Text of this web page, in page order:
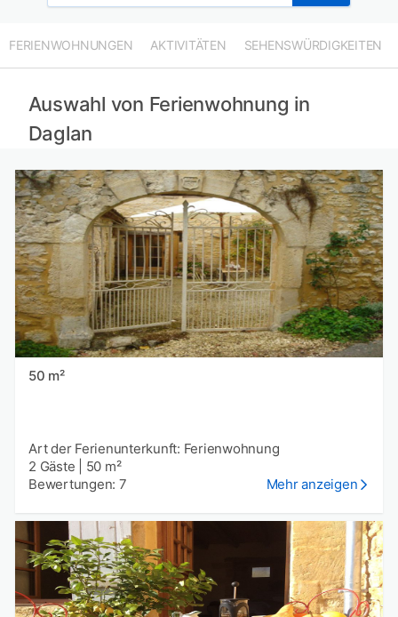
FERIENWOHNUNGEN AKTIVITÄTEN SEHENSWÜRDIGKEITEN
Auswahl von Ferienwohnung in
Daglan
50 m²
Art der Ferienunterkunft: Ferienwohnung
2 Gäste
50 m²
Bewertungen: 7
Mehr anzeigen